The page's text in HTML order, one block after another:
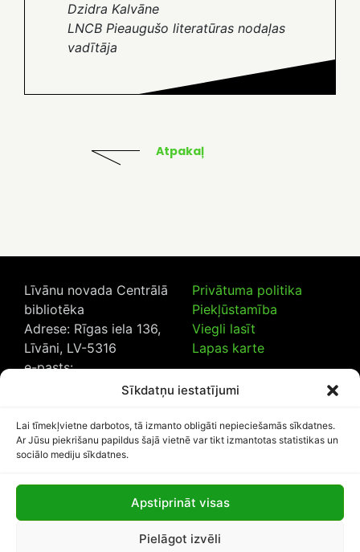
Sīkdatņu iestatījumi
Lai tīmekļvietne darbotos, tā izmanto obligāti nepieciešamās sīkdatnes.
Ar Jūsu piekrišanu papildus šajā vietnē var tikt izmantotas statistikas un
sociālo mediju sīkdatnes.
Apstiprināt visas
Pielāgot izvēli
Dzidra Kalvāne
LNCB Pieaugušo literatūras nodaļas
vadītāja
Atpakaļ
Līvānu novada Centrālā
bibliotēka
Adrese: Rīgas iela 136,
Līvāni, LV-5316
e-pasts:
20230925
Privātuma politika
Piekļūstamība
Viegli lasīt
Lapas karte
Lapas apmeklētāju skaits: